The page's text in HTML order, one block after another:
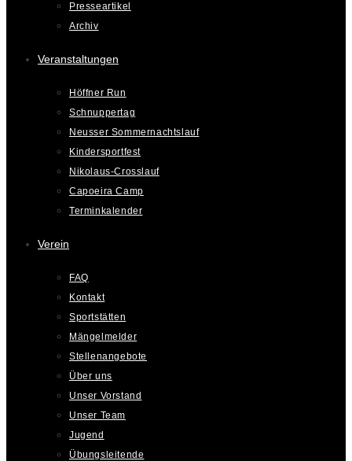
Presseartikel
Archiv
Veranstaltungen
Höffner Run
Schnuppertag
Neusser Sommernachtslauf
Kindersportfest
Nikolaus-Crosslauf
Capoeira Camp
Terminkalender
Verein
FAQ
Kontakt
Sportstätten
Mängelmelder
Stellenangebote
Über uns
Unser Vorstand
Unser Team
Jugend
Übungsleitende